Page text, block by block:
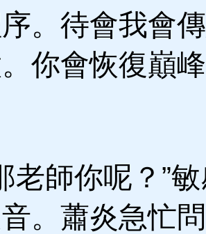
。待會我會
你會恢復巔
師你呢？”
。蕭炎急忙